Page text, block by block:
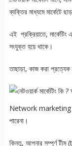
ব্যক্তির মাধ্যমে মার্কেটে
এই প্রক্রিয়াতে,
সংযুক্ত হয়ে থাকে।
তাছাড়া, কাজ করা প্রত্যেক
Network marketing
পারেনা।
কিন্তু, আপনার সম্পূর্ণ টীম